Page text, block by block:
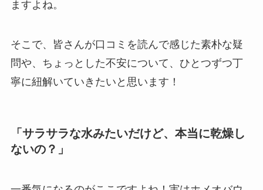
ますよね。
そこで、皆さんが口コミを読んで感じた素朴な疑
問や、ちょっとした不安について、ひとつずつ丁
寧に紐解いていきたいと思います！
「サラサラな水みたいだけど、本当に乾燥し
ないの？」